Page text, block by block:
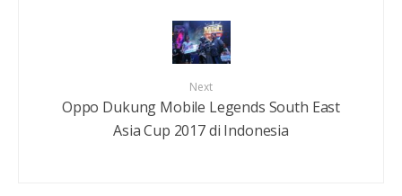
Next
Oppo Dukung Mobile Legends South East
Asia Cup 2017 di Indonesia